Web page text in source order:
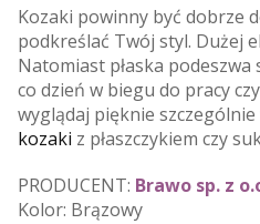
Kozaki powinny być dobrze
podkreślać Twój styl. Dużej
Natomiast płaska
co dzień w biegu do pracy
wyglądaj pięknie szczególnie
kozaki z płaszczykiem czy
PRODUCENT: Brawo sp. z
Kolor: Brązowy